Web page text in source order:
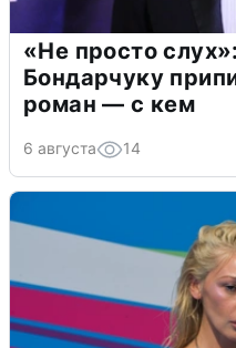
«Не просто
Бондарчуку
роман — с кем
6 августа 14